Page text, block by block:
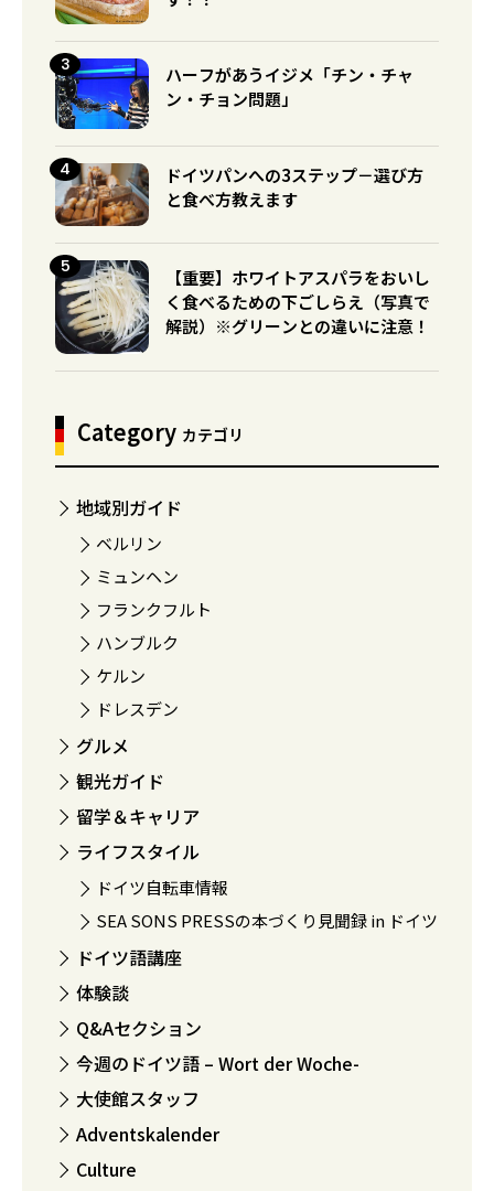
ハーフがあうイジメ「チン・チャ
ン・チョン問題」
ドイツパンへの3ステップ－選び方
と食べ方教えます
【重要】ホワイトアスパラをおいし
く食べるための下ごしらえ（写真で
解説）※グリーンとの違いに注意！
Category カテゴリ
地域別ガイド
ベルリン
ミュンヘン
フランクフルト
ハンブルク
ケルン
ドレスデン
グルメ
観光ガイド
留学＆キャリア
ライフスタイル
ドイツ自転車情報
SEA SONS PRESSの本づくり見聞録 in ドイツ
ドイツ語講座
体験談
Q&Aセクション
今週のドイツ語 – Wort der Woche-
大使館スタッフ
Adventskalender
Culture